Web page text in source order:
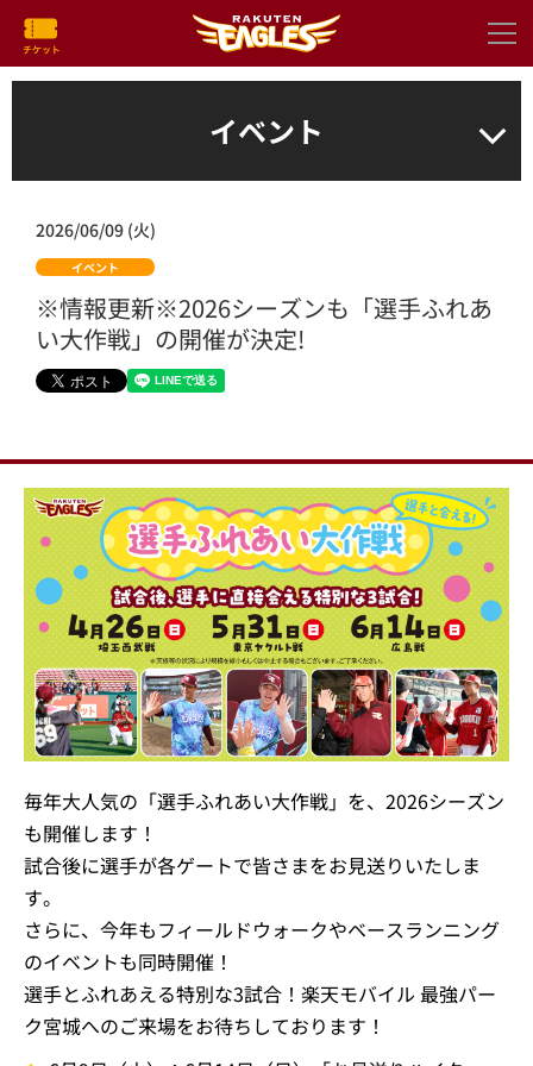
イベント
2026/06/09 (火)
イベント
※情報更新※2026シーズンも「選手ふれあ
い大作戦」の開催が決定!
毎年大人気の「選手ふれあい大作戦」を、2026シーズン
も開催します！
試合後に選手が各ゲートで皆さまをお見送りいたしま
す。
さらに、今年もフィールドウォークやベースランニング
のイベントも同時開催！
選手とふれあえる特別な3試合！楽天モバイル 最強パー
ク宮城へのご来場をお待ちしております！